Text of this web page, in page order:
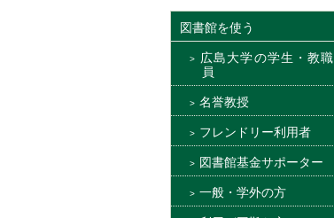
図書館を使う
広島大学の学生・教職
員
名誉教授
フレンドリー利用者
図書館基金サポーター
一般・学外の方